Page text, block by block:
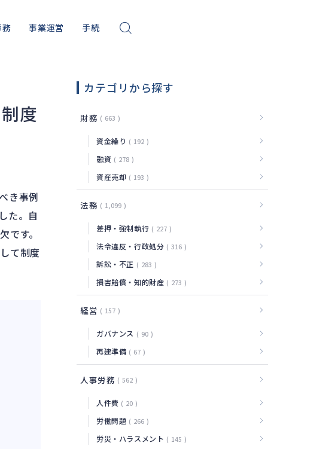
務
ラスメント
事業運営
情報漏洩・サイバー
事業再編
手続
債権者対応
度
き事例
た。自
す。
て制度
カテゴリから探す
財務 663
資金繰り 192
融資 278
資産売却 193
法務 1,099
差押・強制執行 227
法令違反・行政処分 316
訴訟・不正 283
損害賠償・知的財産 273
経営 157
ガバナンス 90
再建準備 67
人事労務 562
人件費 20
労働問題 266
労災・ハラスメント 145